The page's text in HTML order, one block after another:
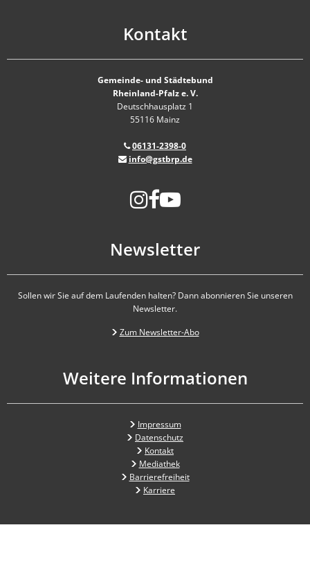
Kontakt
Gemeinde- und Städtebund
Rheinland-Pfalz e. V.
Deutschhausplatz 1
55116 Mainz
06131-2398-0
info@gstbrp.de
Newsletter
Sollen wir Sie auf dem Laufenden halten? Dann abonnieren Sie unseren
Newsletter.
Zum Newsletter-Abo
Weitere Informationen
Impressum
Datenschutz
Kontakt
Mediathek
Barrierefreiheit
Karriere